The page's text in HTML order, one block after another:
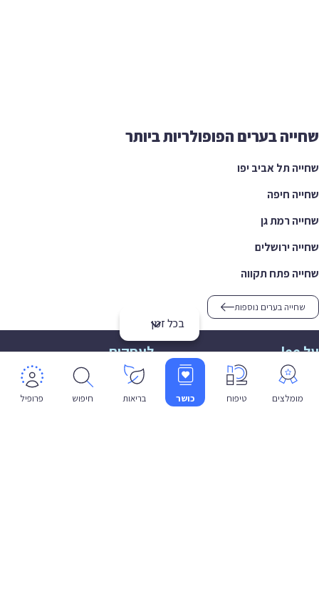
בכל זמן
שחייה בערים הפופולריות ביותר
שחייה תל אביב יפו
שחייה חיפה
שחייה רמת גן
שחייה ירושלים
שחייה פתח תקווה
שחייה בערים נוספות
על lee
אודות
תמיכה
לעסקים
הצטרפות
תמיכה לעסקים
מומלצים טיפוח כושר בריאות חיפוש פרופיל